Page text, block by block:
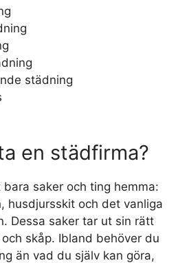
städning
en städfirma?
saker och ting hemma:
husdjursskit och det vanliga
Dessa saker tar ut sin rätt
skåp. Ibland behöver du
än vad du själv kan göra,